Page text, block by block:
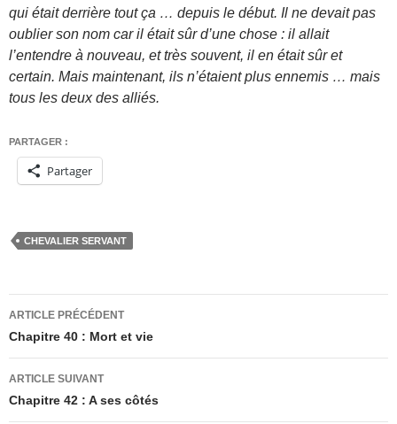
qui était derrière tout ça … depuis le début. Il ne devait pas
oublier son nom car il était sûr d’une chose : il allait
l’entendre à nouveau, et très souvent, il en était sûr et
certain. Mais maintenant, ils n’étaient plus ennemis … mais
tous les deux des alliés.
PARTAGER :
Partager
CHEVALIER SERVANT
Navigation
des
articles
ARTICLE PRÉCÉDENT
Chapitre 40 : Mort et vie
ARTICLE SUIVANT
Chapitre 42 : A ses côtés